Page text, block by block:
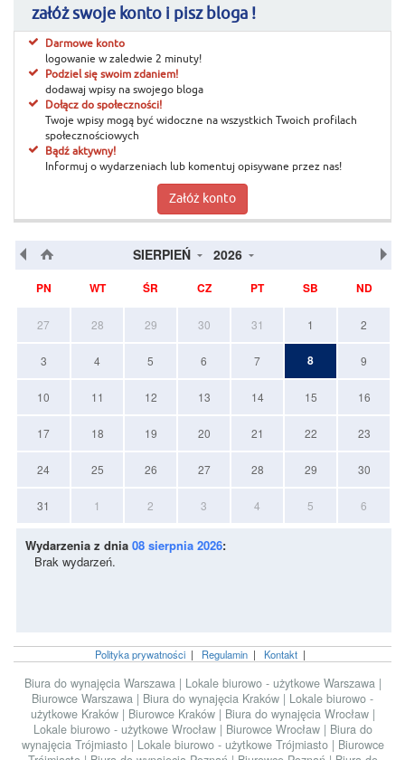
załóż swoje konto i pisz bloga !
Darmowe konto
logowanie w zaledwie 2 minuty!
Podziel się swoim zdaniem!
dodawaj wpisy na swojego bloga
Dołącz do społeczności!
Twoje wpisy mogą być widoczne na wszystkich Twoich profilach
społecznościowych
Bądź aktywny!
Informuj o wydarzeniach lub komentuj opisywane przez nas!
Załóż konto
SIERPIEŃ 2026
PN WT ŚR CZ PT SB ND
27 28 29 30 31 1 2
3 4 5 6 7 8 9
10 11 12 13 14 15 16
17 18 19 20 21 22 23
24 25 26 27 28 29 30
31 1 2 3 4 5 6
Wydarzenia z dnia 08 sierpnia 2026:
Brak wydarzeń.
Polityka prywatności| Regulamin| Kontakt|
Biura do wynajęcia Warszawa | Lokale biurowo - użytkowe Warszawa |
Biurowce Warszawa | Biura do wynajęcia Kraków | Lokale biurowo -
użytkowe Kraków | Biurowce Kraków | Biura do wynajęcia Wrocław |
Lokale biurowo - użytkowe Wrocław | Biurowce Wrocław | Biura do
wynajęcia Trójmiasto | Lokale biurowo - użytkowe Trójmiasto | Biurowce